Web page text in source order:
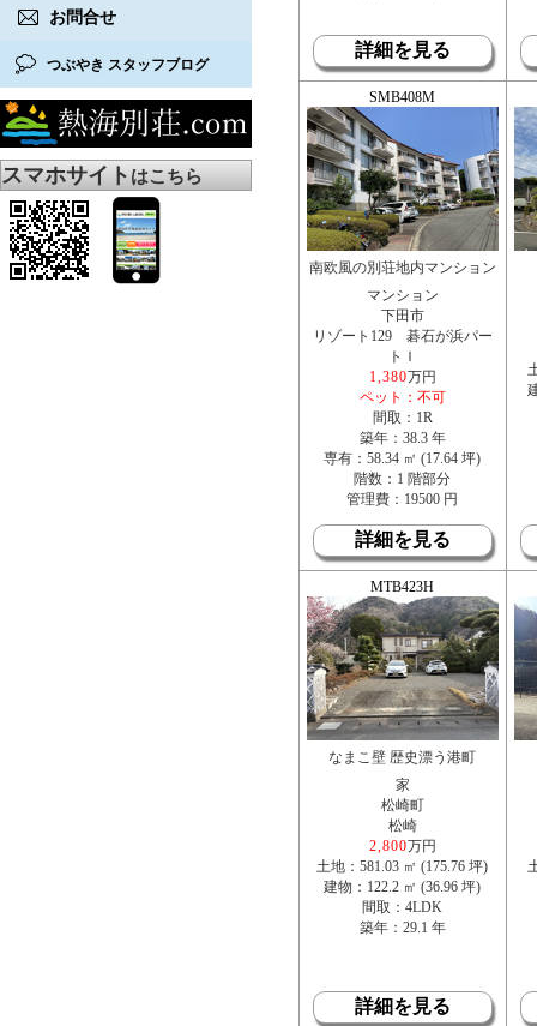
お問合せ
つぶやき スタッフブログ
スマホサイトはこちら
詳細を見る
SMB408M
南欧風の別荘地内マンション
マンション
下田市
リゾート129 碁石が浜パー
トＩ
1,380万円
ペット：不可
間取：1R
築年：38.3 年
専有：58.34 ㎡ (17.64 坪)
階数：1 階部分
管理費：19500 円
詳細を見る
MTB423H
なまこ壁 歴史漂う港町
家
松崎町
松崎
2,800万円
土地：581.03 ㎡ (175.76 坪)
建物：122.2 ㎡ (36.96 坪)
間取：4LDK
築年：29.1 年
詳細を見る